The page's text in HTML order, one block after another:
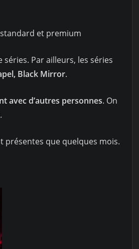
et premium
Par ailleurs, les séries
Black Mirror.
avec d’autres personnes. On
.
présentes que quelques mois.